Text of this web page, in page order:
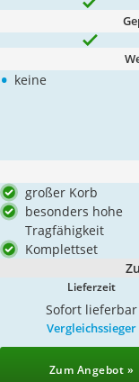
• keine
großer Korb
besonders hohe
Tragfähigkeit
Komplettset
Lieferzeit
Sofort lieferbar
Vergleichssieger
Zum Angebot »